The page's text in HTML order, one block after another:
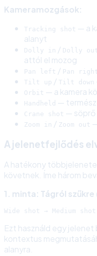
Kameramozgások:
Tracking shot — a
alanyt
Dolly in / Dolly out
attól el mozog
Pan left / Pan right
Tilt up / Tilt down
Orbit — a kamera
Handheld —
Crane shot — söprő
Zoom in / Zoom out
A jelenetfejlődés
A hatékony
követnek. Íme három
1. minta: Tágról
Ezt használd egy
kontextus
alanyra.